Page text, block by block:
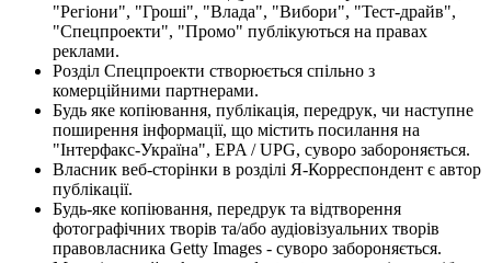
"Регіони", "Гроші", "Влада", "Вибори", "Тест-драйв",
"Спецпроекти", "Промо" публікуються на правах
реклами.
Розділ Спецпроекти створюється спільно з
комерційними партнерами.
Будь яке копіювання, публікація, передрук, чи наступне
поширення інформації, що містить посилання на
"Інтерфакс-Україна", EPA / UPG, суворо забороняється.
Власник веб-сторінки в розділі Я-Корреспондент є автор
публікації.
Будь-яке копіювання, передрук та відтворення
фотографічних творів та/або аудіовізуальних творів
правовласника Getty Images - суворо забороняється.